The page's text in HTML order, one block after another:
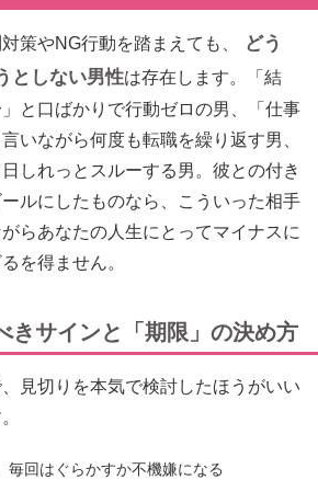
策やNG行動を踏まえても、
どう
としない男性は存在します。「結
と口ばかりで行動ゼロの男、「仕事
いながら何度も転職を繰り返す男、
しれっとスルーする男。彼との付き
ルにしたものなら、こういった相手
らあなたの人生にとってマイナスに
を得ません。
きサインと「期限」の決め方
見切りを本気で検討したほうがいい
毎回はぐらかすか不機嫌になる